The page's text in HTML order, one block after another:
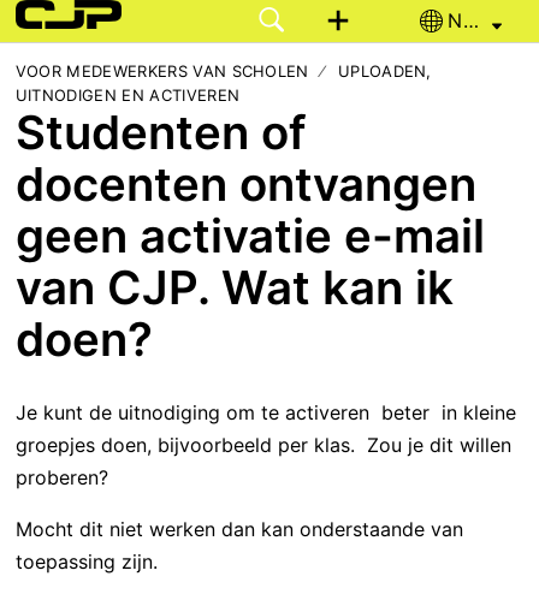
Nederlands
VOOR MEDEWERKERS VAN SCHOLEN
UPLOADEN,
UITNODIGEN EN ACTIVEREN
Studenten of
docenten ontvangen
geen activatie e-mail
van CJP. Wat kan ik
doen?
Je kunt de uitnodiging om te activeren beter in kleine
groepjes doen, bijvoorbeeld per klas. Zou je dit willen
proberen?
Mocht dit niet werken dan kan onderstaande van
toepassing zijn.